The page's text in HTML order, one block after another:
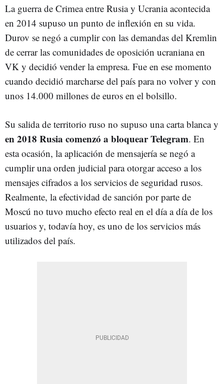
La guerra de Crimea entre Rusia y Ucrania acontecida
en 2014 supuso un punto de inflexión en su vida.
Durov se negó a cumplir con las demandas del Kremlin
de cerrar las comunidades de oposición ucraniana en
VK y decidió vender la empresa. Fue en ese momento
cuando decidió marcharse del país para no volver y con
unos 14.000 millones de euros en el bolsillo.
Su salida de territorio ruso no supuso una carta blanca y
en 2018 Rusia comenzó a bloquear Telegram. En
esta ocasión, la aplicación de mensajería se negó a
cumplir una orden judicial para otorgar acceso a los
mensajes cifrados a los servicios de seguridad rusos.
Realmente, la efectividad de sanción por parte de
Moscú no tuvo mucho efecto real en el día a día de los
usuarios y, todavía hoy, es uno de los servicios más
utilizados del país.